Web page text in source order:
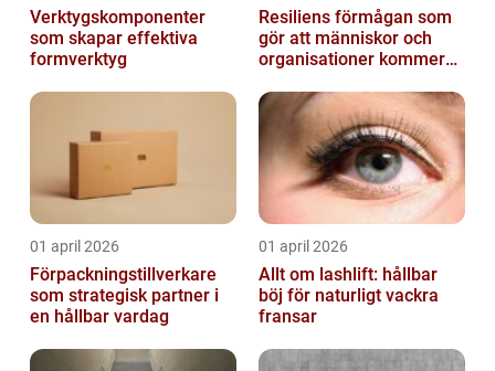
Verktygskomponenter
som skapar effektiva
formverktyg
Resiliens förmågan som
gör att människor och
organisationer kommer
01 april 2026
Förpackningstillverkare
som strategisk partner i
en hållbar vardag
01 april 2026
Allt om lashlift: hållbar
böj för naturligt vackra
fransar